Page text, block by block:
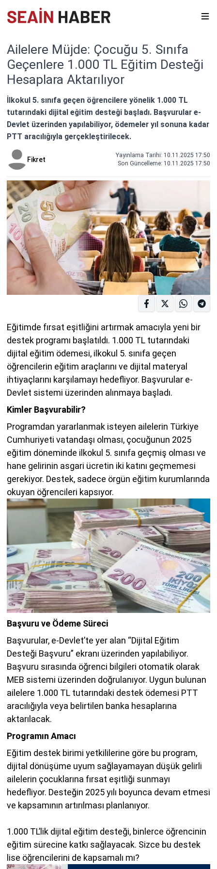
Ailelere Müjde: Çocuğu 5. Sınıfa
Geçenlere 1.000 TL Eğitim Desteği
Hesaplara Aktarılıyor
İlkokul 5. sınıfa geçen öğrencilere yönelik 1.000 TL
tutarındaki dijital eğitim desteği başladı. Başvurular e-
Devlet üzerinden yapılabiliyor, ödemeler yıl sonuna kadar
PTT aracılığıyla gerçekleştirilecek.
Fikret
Yayınlama Tarihi: 10.11.2025 17:50
Son Güncelleme: 10.11.2025 17:50
Eğitimde fırsat eşitliğini artırmak amacıyla yeni bir
destek programı başlatıldı. 1.000 TL tutarındaki
dijital eğitim ödemesi, ilkokul 5. sınıfa geçen
öğrencilerin eğitim araçlarını ve dijital materyal
ihtiyaçlarını karşılamayı hedefliyor. Başvurular e-
Devlet sistemi üzerinden alınmaya başladı.
Kimler Başvurabilir?
Programdan yararlanmak isteyen ailelerin Türkiye
Cumhuriyeti vatandaşı olması, çocuğunun 2025
eğitim döneminde ilkokul 5. sınıfa geçmiş olması ve
hane gelirinin asgari ücretin iki katını geçmemesi
gerekiyor. Destek, sadece örgün eğitim kurumlarında
okuyan öğrencileri kapsıyor.
Başvuru ve Ödeme Süreci
Başvurular, e-Devlet’te yer alan “Dijital Eğitim
Desteği Başvuru” ekranı üzerinden yapılabiliyor.
Başvuru sırasında öğrenci bilgileri otomatik olarak
MEB sistemi üzerinden doğrulanıyor. Uygun bulunan
ailelere 1.000 TL tutarındaki destek ödemesi PTT
aracılığıyla veya belirtilen banka hesaplarına
aktarılacak.
Programın Amacı
Eğitim destek birimi yetkililerine göre bu program,
dijital dönüşüme uyum sağlayamayan düşük gelirli
ailelerin çocuklarına fırsat eşitliği sunmayı
hedefliyor. Desteğin 2025 yılı boyunca devam etmesi
ve kapsamının artırılması planlanıyor.
1.000 TL’lik dijital eğitim desteği, binlerce öğrencinin
eğitim sürecine katkı sağlayacak. Sizce bu destek
lise öğrencilerini de kapsamalı mı?